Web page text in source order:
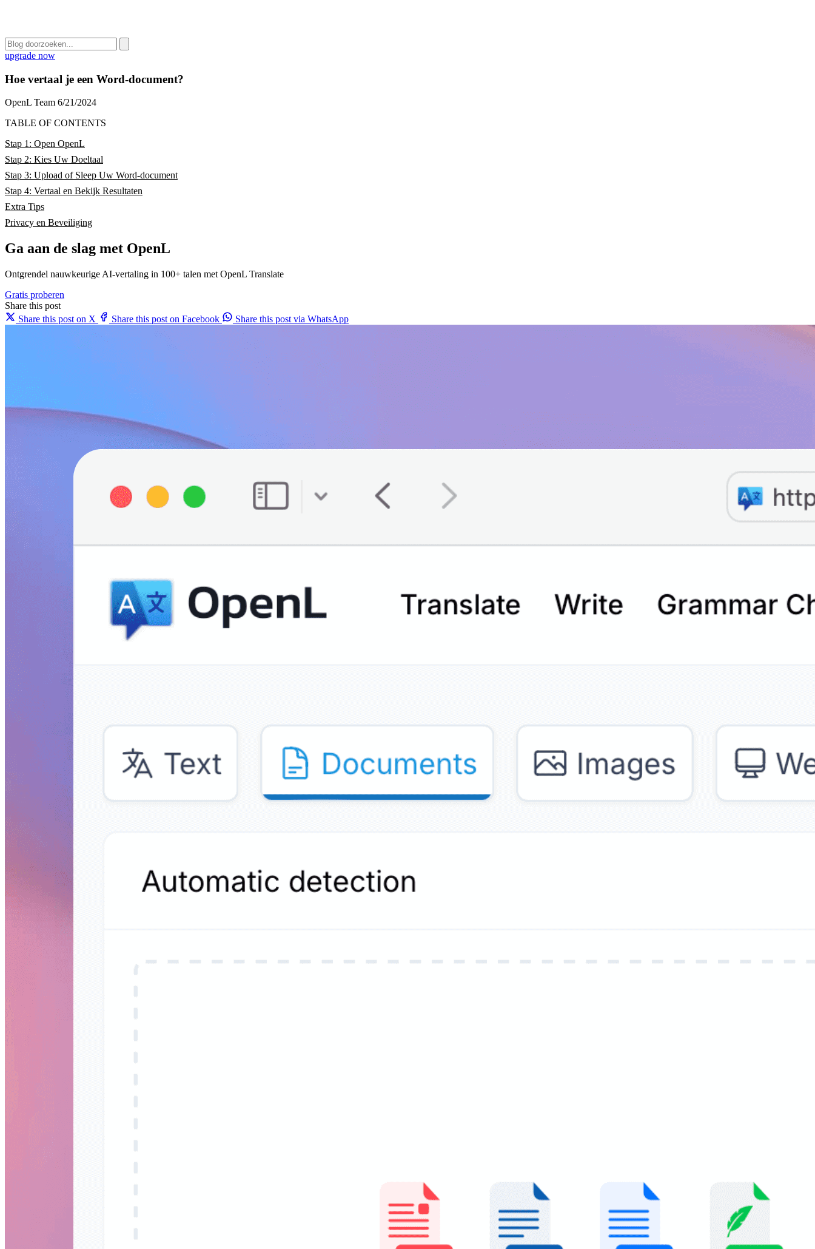
upgrade now
Hoe vertaal je een Word-document?
OpenL Team 6/21/2024
TABLE OF CONTENTS
Stap 1: Open OpenL
Stap 2: Kies Uw Doeltaal
Stap 3: Upload of Sleep Uw Word-document
Stap 4: Vertaal en Bekijk Resultaten
Extra Tips
Privacy en Beveiliging
Ga aan de slag met OpenL
Ontgrendel nauwkeurige AI-vertaling in 100+ talen met OpenL Translate
Gratis proberen
Share this post
Share this post on X
Share this post on Facebook Share this post via WhatsApp